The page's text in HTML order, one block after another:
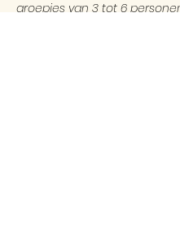
groepjes van 3 tot 6